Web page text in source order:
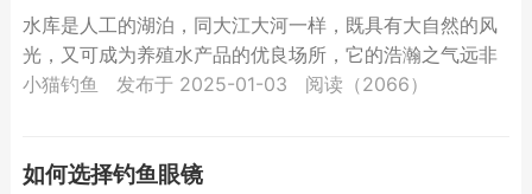
水库是人工的湖泊，同大江大河一样，既具有大自然的风
光，又可成为养殖水产品的优良场所，它的浩瀚之气远非
塘堰可比，真可尽得自然水域的风趣，又可得多有所获的
小猫钓鱼 发布于 2025-01-03 阅读（2066）
如何选择钓鱼眼镜